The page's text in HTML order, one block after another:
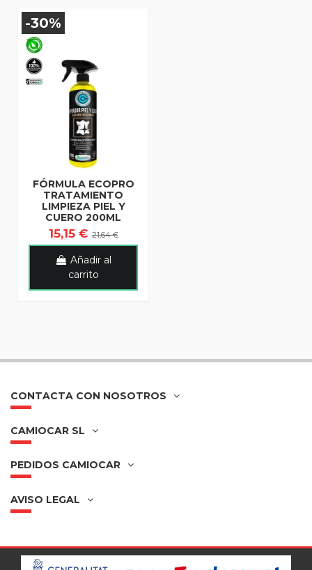
-30%
FÓRMULA ECOPRO
TRATAMIENTO
LIMPIEZA PIEL Y
CUERO 200ML
15,15 €21,64 €
Añadir al
carrito
CONTACTA CON NOSOTROS
CAMIOCAR SL
PEDIDOS CAMIOCAR
AVISO LEGAL